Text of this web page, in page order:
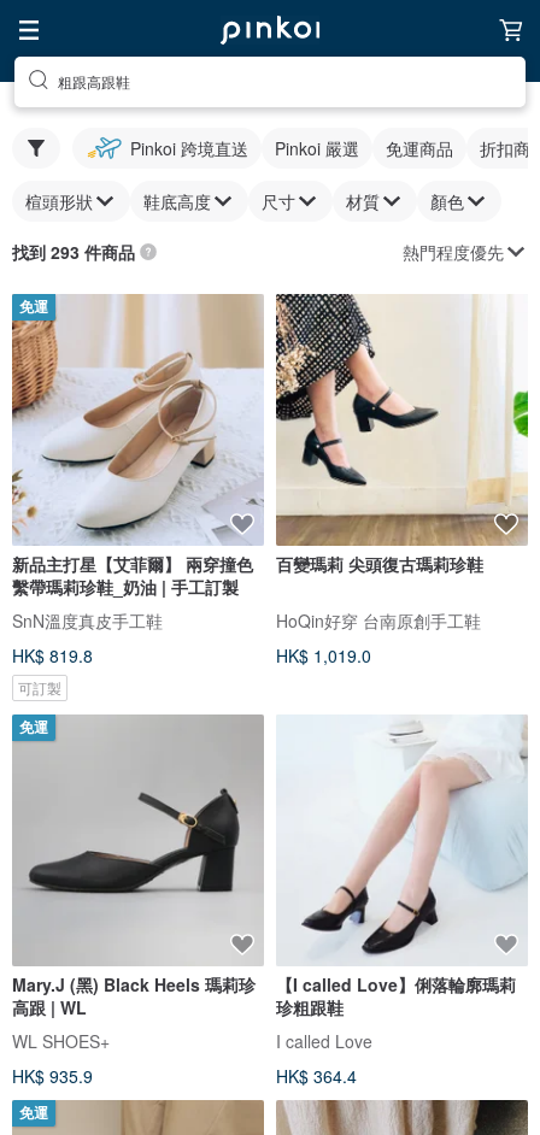
粗跟高跟鞋
Pinkoi 跨境直送 Pinkoi 嚴選 免運商品 折扣商
楦頭形狀 鞋底高度 尺寸 材質 顏色
找到 293 件商品 熱門程度優先
免運
新品主打星【艾菲爾】 兩穿撞色
繫帶瑪莉珍鞋_奶油 | 手工訂製
SnN溫度真皮手工鞋
HK$ 819.8
可訂製
百變瑪莉 尖頭復古瑪莉珍鞋
HoQin好穿 台南原創手工鞋
HK$ 1,019.0
免運
Mary.J (黑) Black Heels 瑪莉珍
高跟 | WL
WL SHOES+
HK$ 935.9
【I called Love】俐落輪廓瑪莉
珍粗跟鞋
I called Love
HK$ 364.4
免運